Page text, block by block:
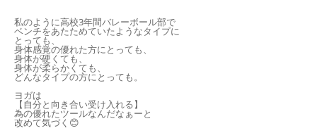
私のように高校3年間バレーボール部で
ベンチをあたためていたようなタイプに
とっても、
身体感覚の優れた方にとっても、
身体が硬くても、
身体が柔らかくても、
どんなタイプの方にとっても。
ヨガは
【自分と向き合い受け入れる】
為の優れたツールなんだなぁーと
改めて気づく😊